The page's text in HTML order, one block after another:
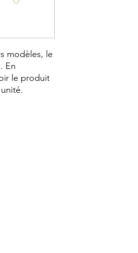
modèles, le
En
le produit